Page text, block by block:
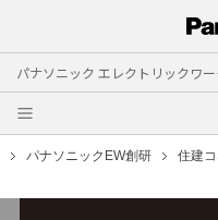
パナソニック エレクトリックワ
パナソニックEW創研 住建